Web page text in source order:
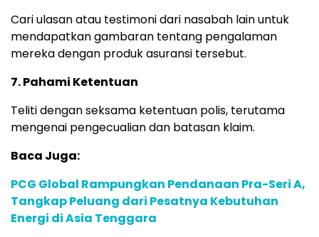
Cari ulasan atau testimoni dari nasabah lain untuk
mendapatkan gambaran tentang pengalaman
mereka dengan produk asuransi tersebut.
7. Pahami Ketentuan
Teliti dengan seksama ketentuan polis, terutama
mengenai pengecualian dan batasan klaim.
Baca Juga:
PCG Global Rampungkan Pendanaan Pra-Seri A,
Tangkap Peluang dari Pesatnya Kebutuhan
Energi di Asia Tenggara